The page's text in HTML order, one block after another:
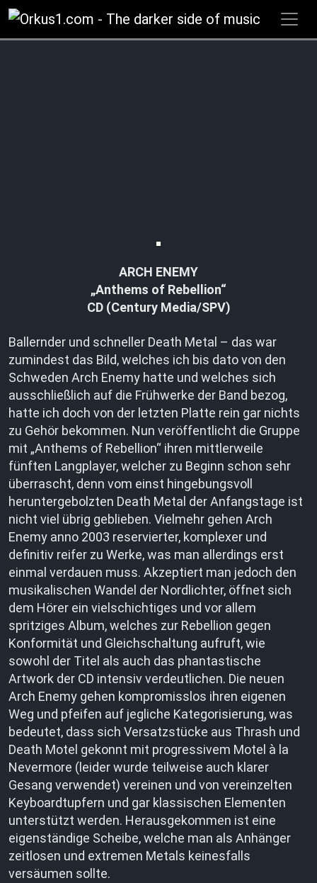
Zum
Inhalt
springen
ARCH ENEMY
„Anthems of Rebellion“
CD (Century Media/SPV)
Ballernder und schneller Death Metal – das war
zumindest das Bild, welches ich bis dato von den
Schweden Arch Enemy hatte und welches sich
ausschließlich auf die Frühwerke der Band bezog,
hatte ich doch von der letzten Platte rein gar nichts
zu Gehör bekommen. Nun veröffentlicht die Gruppe
mit „Anthems of Rebellion“ ihren mittlerweile
fünften Langplayer, welcher zu Beginn schon sehr
überrascht, denn vom einst hingebungsvoll
heruntergebolzten Death Metal der Anfangstage ist
nicht viel übrig geblieben. Vielmehr gehen Arch
Enemy anno 2003 reservierter, komplexer und
definitiv reifer zu Werke, was man allerdings erst
einmal verdauen muss. Akzeptiert man jedoch den
musikalischen Wandel der Nordlichter, öffnet sich
dem Hörer ein vielschichtiges und vor allem
spritziges Album, welches zur Rebellion gegen
Konformität und Gleichschaltung aufruft, wie
sowohl der Titel als auch das phantastische
Artwork der CD intensiv verdeutlichen. Die neuen
Arch Enemy gehen kompromisslos ihren eigenen
Weg und pfeifen auf jegliche Kategorisierung, was
bedeutet, dass sich Versatzstücke aus Thrash und
Death Motel gekonnt mit progressivem Motel à la
Nevermore (leider wurde teilweise auch klarer
Gesang verwendet) vereinen und von vereinzelten
Keyboardtupfern und gar klassischen Elementen
unterstützt werden. Herausgekommen ist eine
eigenständige Scheibe, welche man als Anhänger
zeitlosen und extremen Metals keinesfalls
versäumen sollte.